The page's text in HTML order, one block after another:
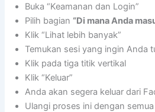
Buka “Keamanan dan Login”
Pilih bagian “Di mana Anda
Klik “Lihat lebih banyak”
Temukan sesi yang ingin Anda
Klik pada tiga titik vertikal
Klik “Keluar”
Anda akan segera keluar dari
Ulangi proses ini dengan